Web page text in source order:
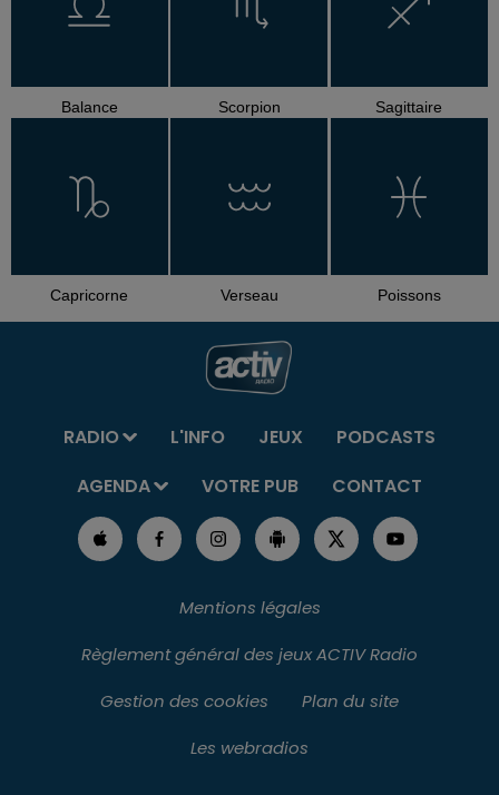
Balance Scorpion Sagittaire
Capricorne Verseau Poissons
RADIO L'INFO JEUX
PODCASTS
AGENDA
VOTRE PUB CONTACT
Mentions légales
Règlement général des jeux ACTIV Radio
Gestion des cookies
Plan du site
Les webradios